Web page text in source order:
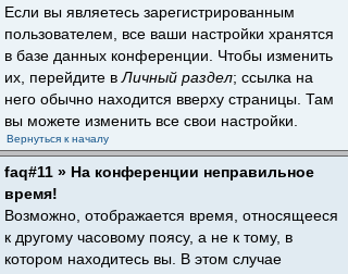
Если вы являетесь зарегистрированным
пользователем, все ваши настройки хранятся
в базе данных конференции. Чтобы изменить
их, перейдите в Личный раздел; ссылка на
него обычно находится вверху страницы. Там
вы можете изменить все свои настройки.
Вернуться к началу
faq#11 » На конференции неправильное
время!
Возможно, отображается время, относящееся
к другому часовому поясу, а не к тому, в
котором находитесь вы. В этом случае